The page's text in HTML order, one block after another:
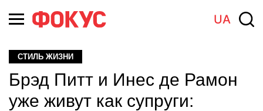
UA
СТИЛЬ ЖИЗНИ
Брэд Питт и Инес де Рамон
уже живут как супруги: